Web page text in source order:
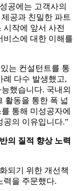
공에는 고객사의
공과 친밀한 파트
작에 앞서 사전
비스에 대한 이해를
는 컨설턴트를 통
례 다수 발생했고,
했습니다. 국내외
활동을 통한 폭 넓
통해 미성공자에
공의 이유입니다.”
의 질적 향상 노력
되기 위한 개선책
력을 주문했다.